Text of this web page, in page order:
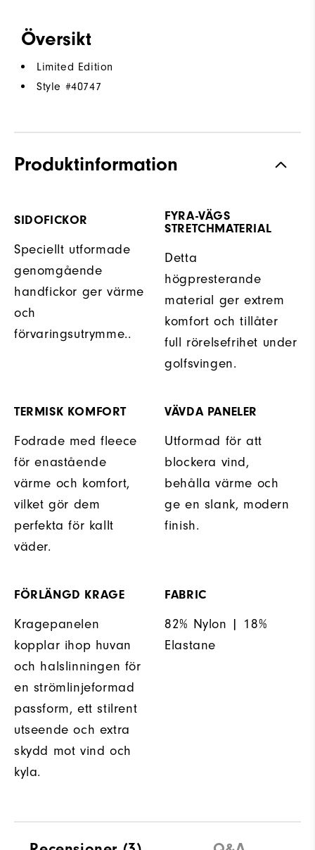
Översikt
Limited Edition
Style #40747
Produktinformation
SIDOFICKOR
Speciellt utformade
genomgående
handfickor ger värme
och
förvaringsutrymme..
FYRA-VÄGS
STRETCHMATERIAL
Detta
högpresterande
material ger extrem
komfort och tillåter
full rörelsefrihet under
golfsvingen.
TERMISK KOMFORT
Fodrade med fleece
för enastående
värme och komfort,
vilket gör dem
perfekta för kallt
väder.
VÄVDA PANELER
Utformad för att
blockera vind,
behålla värme och
ge en slank, modern
finish.
FÖRLÄNGD KRAGE
Kragepanelen
kopplar ihop huvan
och halslinningen för
en strömlinjeformad
passform, ett stilrent
utseende och extra
skydd mot vind och
kyla.
FABRIC
82% Nylon | 18%
Elastane